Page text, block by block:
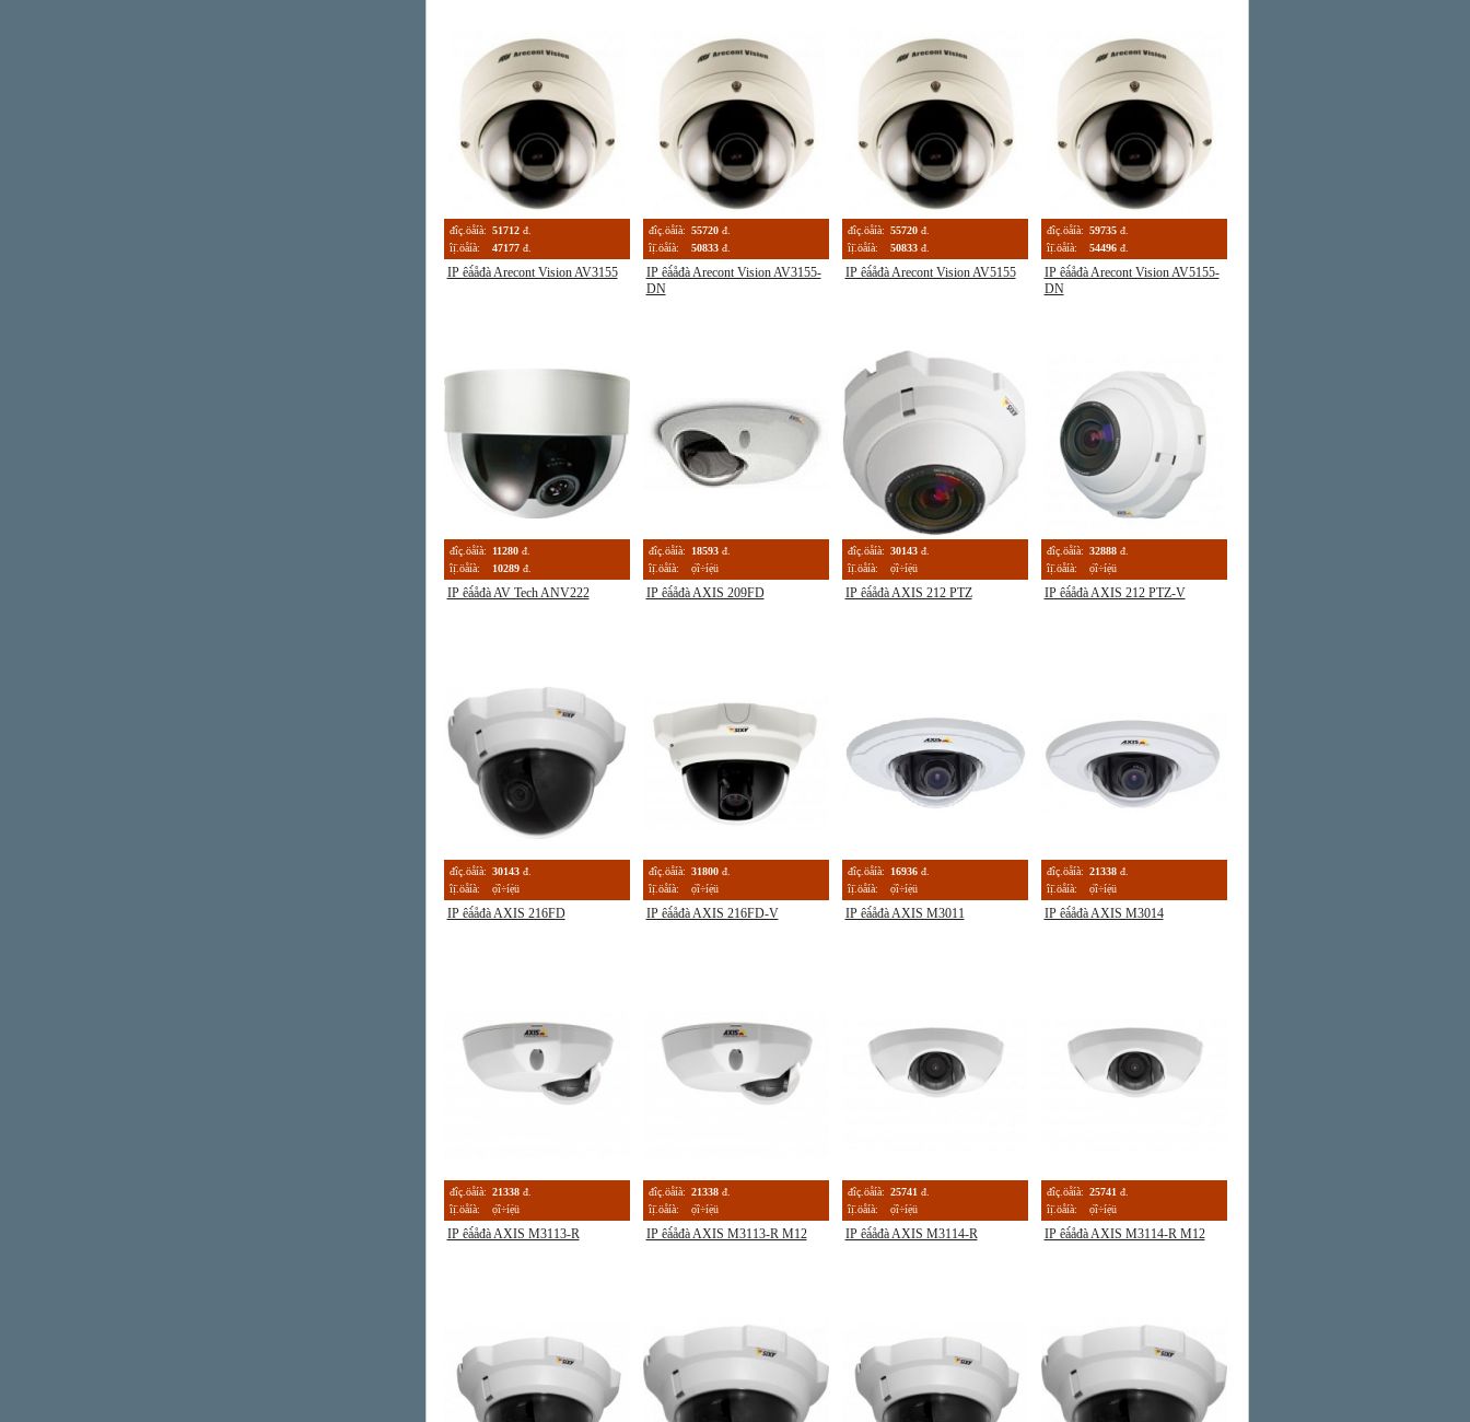
đîç.öåíà: 51712 đ.
îị̈.öåíà:
47177 đ.
IP êà́åđà Arecont Vision AV3155
đîç.öåíà: 55720 đ.
îị̈.öåíà:
50833 đ.
IP êà́åđà Arecont Vision AV3155-
DN
đîç.öåíà: 55720 đ.
îị̈.öåíà:
50833 đ.
IP êà́åđà Arecont Vision AV5155
đîç.öåíà: 59735 đ.
îị̈.öåíà:
54496 đ.
IP êà́åđà Arecont Vision AV5155-
DN
đîç.öåíà: 11280 đ.
îị̈.öåíà:
10289 đ.
IP êà́åđà AV Tech ANV222
đîç.öåíà: 18593 đ.
îị̈.öåíà:
ọ́î÷íẹ̀ü
IP êà́åđà AXIS 209FD
đîç.öåíà: 30143 đ.
îị̈.öåíà:
ọ́î÷íẹ̀ü
IP êà́åđà AXIS 212 PTZ
đîç.öåíà: 32888 đ.
îị̈.öåíà:
ọ́î÷íẹ̀ü
IP êà́åđà AXIS 212 PTZ-V
đîç.öåíà: 30143 đ.
îị̈.öåíà:
ọ́î÷íẹ̀ü
IP êà́åđà AXIS 216FD
đîç.öåíà: 31800 đ.
îị̈.öåíà:
ọ́î÷íẹ̀ü
IP êà́åđà AXIS 216FD-V
đîç.öåíà: 16936 đ.
îị̈.öåíà:
ọ́î÷íẹ̀ü
IP êà́åđà AXIS M3011
đîç.öåíà: 21338 đ.
îị̈.öåíà:
ọ́î÷íẹ̀ü
IP êà́åđà AXIS M3014
đîç.öåíà: 21338 đ.
îị̈.öåíà:
ọ́î÷íẹ̀ü
IP êà́åđà AXIS M3113-R
đîç.öåíà: 21338 đ.
îị̈.öåíà:
ọ́î÷íẹ̀ü
IP êà́åđà AXIS M3113-R M12
đîç.öåíà: 25741 đ.
îị̈.öåíà:
ọ́î÷íẹ̀ü
IP êà́åđà AXIS M3114-R
đîç.öåíà: 25741 đ.
îị̈.öåíà:
ọ́î÷íẹ̀ü
IP êà́åđà AXIS M3114-R M12